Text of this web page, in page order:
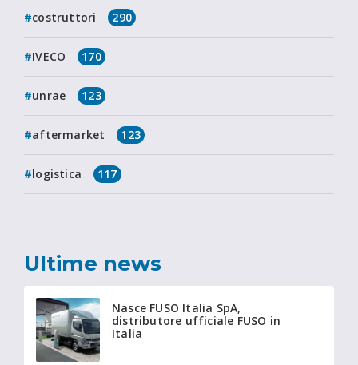
costruttori 290
IVECO 170
unrae 123
aftermarket 123
logistica 117
Ultime news
Nasce FUSO Italia SpA,
distributore ufficiale FUSO in
Italia